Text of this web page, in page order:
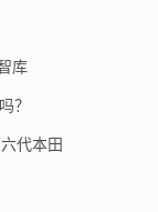
库
？
代本田